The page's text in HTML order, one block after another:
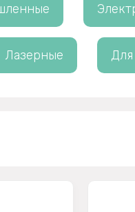
Лазерные